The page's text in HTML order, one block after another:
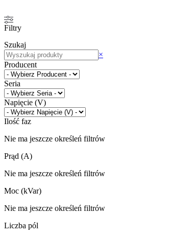
Filtry
Szukaj
Szukaj
×
Producent
Seria
Napięcie (V)
Ilość faz
Nie ma jeszcze określeń filtrów
Prąd (A)
Nie ma jeszcze określeń filtrów
Moc (kVar)
Nie ma jeszcze określeń filtrów
Liczba pól